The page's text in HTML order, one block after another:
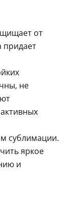
от
придает
не
сублимации.
яркое
и